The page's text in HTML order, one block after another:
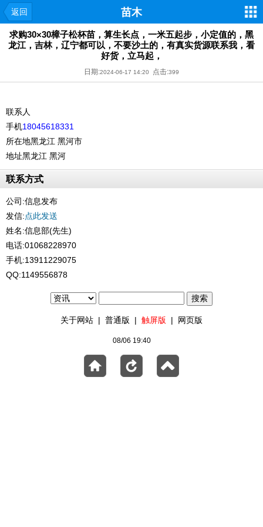
返回 苗木
求购30×30樟子松杯苗，算生长点，一米五起步，小定值的，黑
龙江，吉林，辽宁都可以，不要沙土的，有真实货源联系我，看
好货，立马起，
日期:2024-06-17 14:20 点击:399
联系人
手机18045618331
所在地黑龙江 黑河市
地址黑龙江 黑河
联系方式
公司:信息发布
发信:点此发送
姓名:信息部(先生)
电话:01068228970
手机:13911229075
QQ:1149556878
关于网站 | 普通版 | 触屏版 | 网页版
08/06 19:40